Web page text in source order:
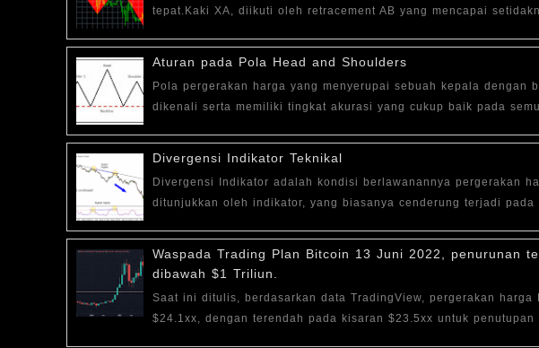
tepat.Kaki XA, diikuti oleh retracement AB yang mencapai
Aturan pada Pola Head and Shoulders
Pola pergerakan harga yang menyerupai sebuah kepala dengan
dikenali serta memiliki tingkat akurasi yang cukup baik pada
Divergensi Indikator Teknikal
Divergensi Indikator adalah kondisi berlawanannya pergerakan
ditunjukkan oleh indikator, yang biasanya cenderung terjadi
Waspada Trading Plan Bitcoin 13 Juni 2022, penurunan
dibawah $1 Triliun.
Saat ini ditulis, berdasarkan data TradingView, pergerakan harga
$24.1xx, dengan terendah pada kisaran $23.5xx untuk